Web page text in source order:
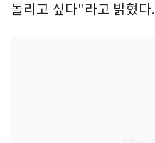
돌리고 싶다"라고 밝혔다.